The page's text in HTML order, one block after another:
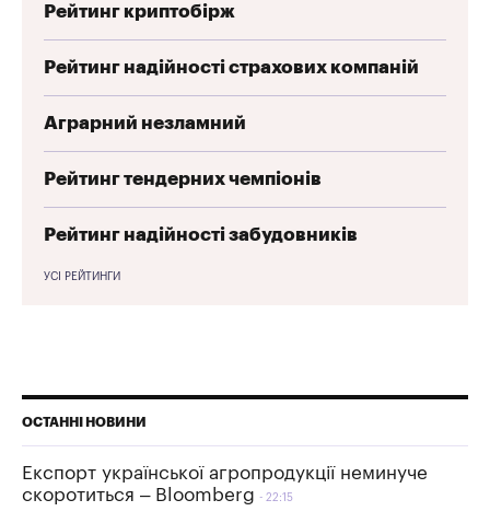
Рейтинг криптобірж
Рейтинг надійності страхових компаній
Аграрний незламний
Рейтинг тендерних чемпіонів
Рейтинг надійності забудовників
УСІ РЕЙТИНГИ
ОСТАННІ НОВИНИ
Експорт української агропродукції неминуче
скоротиться – Bloomberg
22:15